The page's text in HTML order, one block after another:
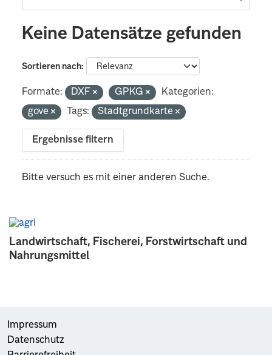
Landwirtschaft, Fischerei, Forstwirtschaft und
Nahrungsmittel
Keine Datensätze gefunden
Sortieren nach
Formate: DXF GPKG
Kategorien:
gove
Tags: Stadtgrundkarte
Ergebnisse filtern
Bitte versuch es mit einer anderen Suche.
Impressum
Datenschutz